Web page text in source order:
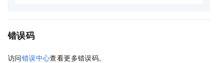
错误码
访问错误中心查看更多错误码。